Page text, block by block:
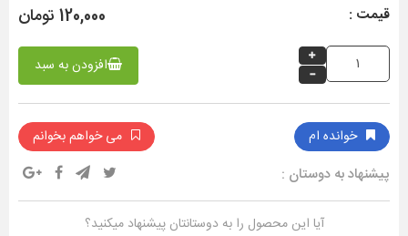
قیمت : 120,000 تومان
افزودن به سبد
خوانده ام می خواهم بخوانم
پیشنهاد به دوستان :
آیا این محصول را به دوستانتان پیشنهاد میکنید؟